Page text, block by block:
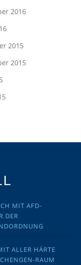
2016
2015
2015
MIT AFD-
DER
ALLER HÄRTE
RAUM